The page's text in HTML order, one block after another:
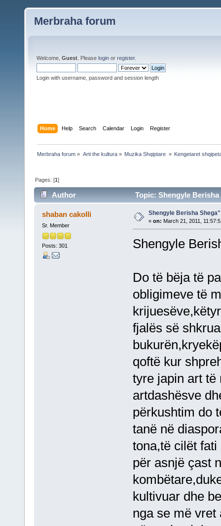
Merbraha forum
Welcome, Guest . Please login or register.
Login with username, password and session length
Home Help Search Calendar Login Register
Merbraha forum » Arti the kultura» Muzika Shqiptare » Kengetaret
Pages: [1]
Author Topic: Shengyle
shaban cakolli
Sr. Member
Posts: 301
Shengyle Berisha Shega"
« on: March 21, 2011,
Shengyle
Do të bëja të
obligimeve të
fjalës së
qoftë kur
tyre japin art të
artdashësve
përkushtim do
tanë në
tona,të cilët
për asnjë çast
kultivuar dhe
nga se më vret